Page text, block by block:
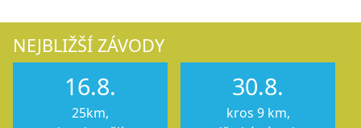
NEJBLIŽŠÍ ZÁVODY
16.8.
25km,
30.8.
kros 9 km,